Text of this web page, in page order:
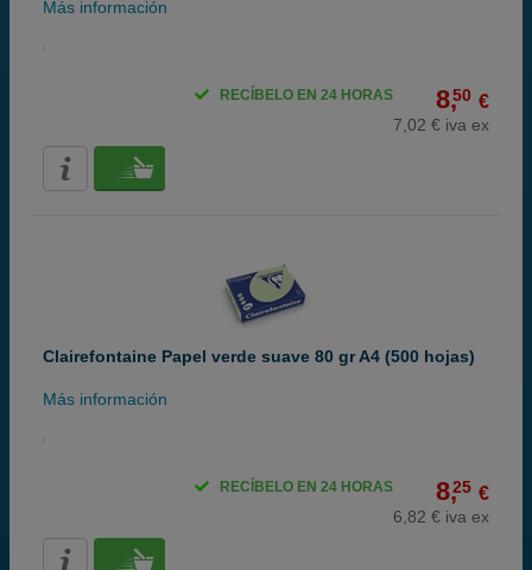
Más información
8,50 €
7,02 € iva ex
RECÍBELO EN 24 HORAS
Clairefontaine Papel verde suave 80 gr A4 (500 hojas)
Más información
8,25 €
6,82 € iva ex
RECÍBELO EN 24 HORAS